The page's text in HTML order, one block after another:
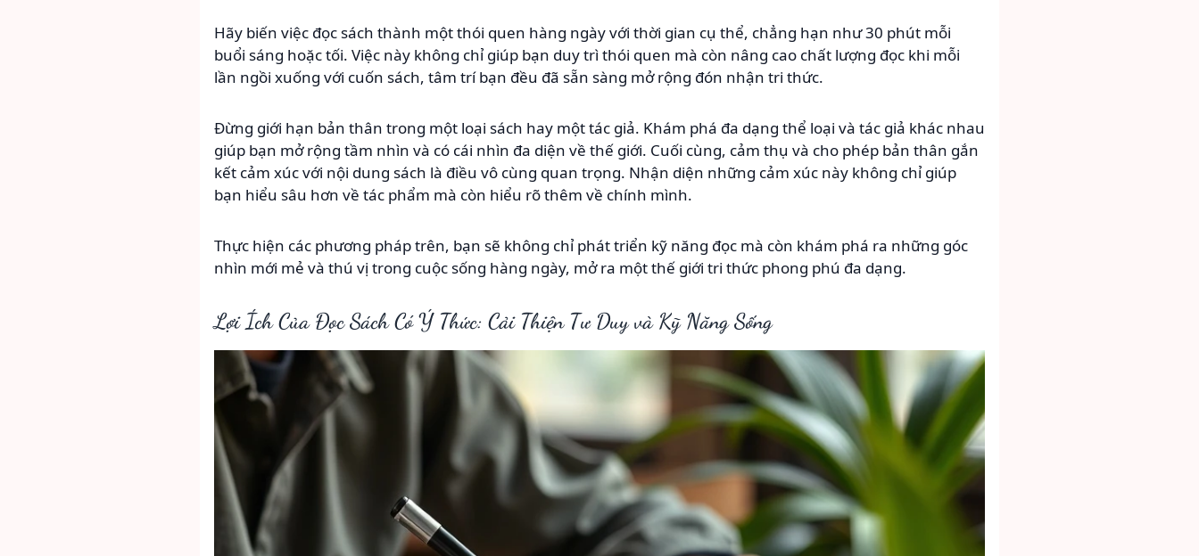
Hãy biến việc đọc sách thành một thói quen hàng ngày với thời gian cụ thể, chẳng hạn như 30 phút mỗi
buổi sáng hoặc tối. Việc này không chỉ giúp bạn duy trì thói quen mà còn nâng cao chất lượng đọc khi mỗi
lần ngồi xuống với cuốn sách, tâm trí bạn đều đã sẵn sàng mở rộng đón nhận tri thức.
Đừng giới hạn bản thân trong một loại sách hay một tác giả. Khám phá đa dạng thể loại và tác giả khác nhau
giúp bạn mở rộng tầm nhìn và có cái nhìn đa diện về thế giới. Cuối cùng, cảm thụ và cho phép bản thân gắn
kết cảm xúc với nội dung sách là điều vô cùng quan trọng. Nhận diện những cảm xúc này không chỉ giúp
bạn hiểu sâu hơn về tác phẩm mà còn hiểu rõ thêm về chính mình.
Thực hiện các phương pháp trên, bạn sẽ không chỉ phát triển kỹ năng đọc mà còn khám phá ra những góc
nhìn mới mẻ và thú vị trong cuộc sống hàng ngày, mở ra một thế giới tri thức phong phú đa dạng.
Lợi Ích Của Đọc Sách Có Ý Thức: Cải Thiện Tư Duy và Kỹ Năng Sống